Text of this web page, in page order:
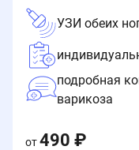
УЗИ обеих
подробная
варикоза
от490 ₽